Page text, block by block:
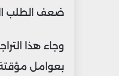
ضعف الطلب